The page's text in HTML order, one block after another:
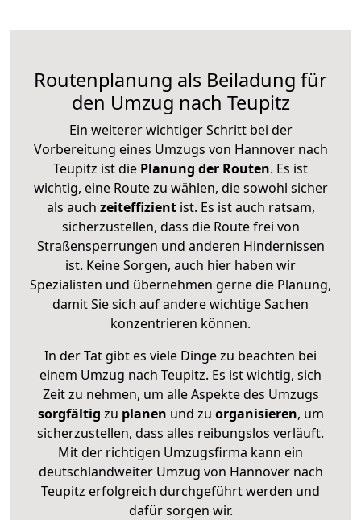
Routenplanung als Beiladung für
den Umzug nach Teupitz
Ein weiterer wichtiger Schritt bei der
Vorbereitung eines Umzugs von Hannover nach
Teupitz ist die Planung der Routen. Es ist
wichtig, eine Route zu wählen, die sowohl sicher
als auch zeiteffizientist. Es ist auch ratsam,
sicherzustellen, dass die Route frei von
Straßensperrungen und anderen Hindernissen
ist. Keine Sorgen, auch hier haben wir
Spezialisten und übernehmen gerne die Planung,
damit Sie sich auf andere wichtige Sachen
konzentrieren können.
In der Tat gibt es viele Dinge zu beachten bei
einem Umzug nach Teupitz. Es ist wichtig, sich
Zeit zu nehmen, um alle Aspekte des Umzugs
sorgfältig zu planen und zu organisieren, um
sicherzustellen, dass alles reibungslos verläuft.
Mit der richtigen Umzugsfirma kann ein
deutschlandweiter Umzug von Hannover nach
Teupitz erfolgreich durchgeführt werden und
dafür sorgen wir.